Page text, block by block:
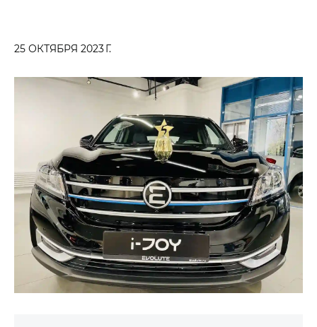
25 ОКТЯБРЯ 2023 Г.